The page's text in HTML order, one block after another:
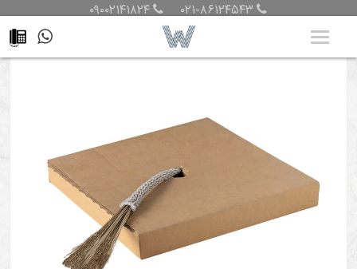
۰۲۱-۸۶۱۲۴۵۴۳ ۰۹۰۰۲۱۴۱۸۲۴